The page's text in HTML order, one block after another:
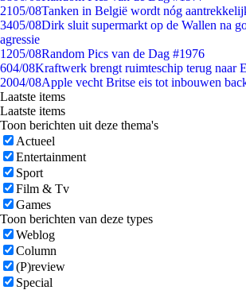
2105/08Tanken in België wordt nóg
3405/08Dirk sluit supermarkt op de Wallen na
agressie
1205/08Random Pics van de Dag #1976
604/08Kraftwerk brengt ruimteschip terug naar
2004/08Apple vecht Britse eis tot inbouwen
Laatste items
Laatste items
Toon berichten uit deze thema's
Actueel
Entertainment
Sport
Film & Tv
Games
Toon berichten van deze types
Weblog
Column
(P)review
Special